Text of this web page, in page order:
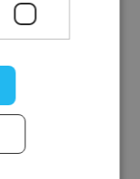
„Kai prabyla
iš knygučių“,
visam